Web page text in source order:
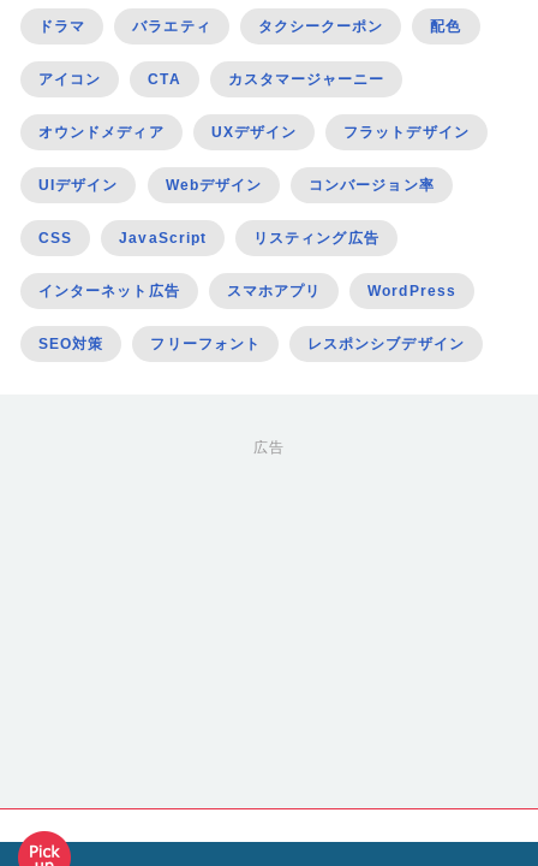
ドラマ バラエティ タクシークーポン 配色
アイコン CTA カスタマージャーニー
オウンドメディア UXデザイン フラットデザイン
UIデザイン Webデザイン コンバージョン率
CSS JavaScript リスティング広告
インターネット広告 スマホアプリ WordPress
SEO対策 フリーフォント レスポンシブデザイン
広告